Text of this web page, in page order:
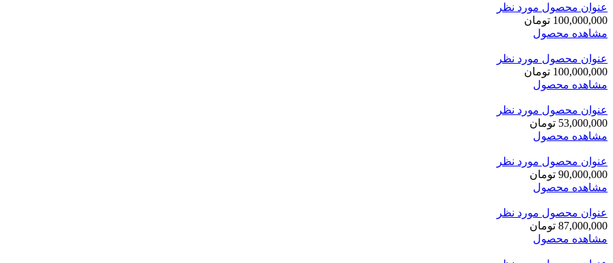
عنوان محصول مورد نظر
100,000,000 تومان
مشاهده محصول
عنوان محصول مورد نظر
100,000,000 تومان
مشاهده محصول
عنوان محصول مورد نظر
53,000,000 تومان
مشاهده محصول
عنوان محصول مورد نظر
90,000,000 تومان
مشاهده محصول
عنوان محصول مورد نظر
87,000,000 تومان
مشاهده محصول